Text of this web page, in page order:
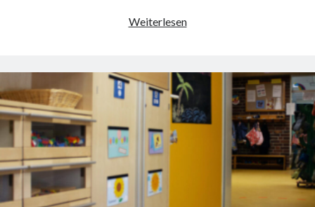
WeiterlesenFür
Gesellschaft:
Pro
Inklusion
als